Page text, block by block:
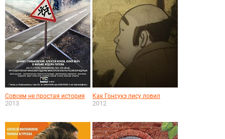
Совсем не простая история
2013
Как Гонсукэ лису ловил
2012